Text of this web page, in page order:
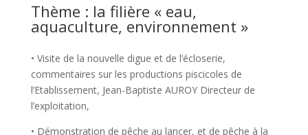
Thème : la filière « eau,
aquaculture, environnement »
• Visite de la nouvelle digue et de l’écloserie,
commentaires sur les productions piscicoles de
l’Etablissement, Jean-Baptiste AUROY Directeur de
l’exploitation,
• Démonstration de pêche au lancer, et de pêche à la